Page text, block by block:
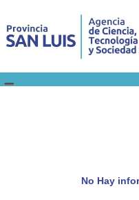
No Hay